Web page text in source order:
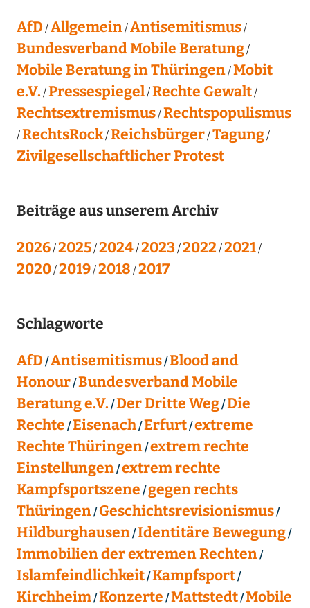
AfD Allgemein Antisemitismus
Bundesverband Mobile Beratung
Mobile Beratung in Thüringen Mobit
e.V. Pressespiegel Rechte Gewalt
Rechtsextremismus Rechtspopulismus
RechtsRock Reichsbürger Tagung
Zivilgesellschaftlicher Protest
Beiträge aus unserem Archiv
2026 2025 2024 2023 2022 2021
2020 2019 2018 2017
Schlagworte
AfD Antisemitismus Blood and
Honour Bundesverband Mobile
Beratung e.V. Der Dritte Weg Die
Rechte Eisenach Erfurt extreme
Rechte Thüringen extrem rechte
Einstellungen extrem rechte
Kampfsportszene gegen rechts
Thüringen Geschichtsrevisionismus
Hildburghausen Identitäre Bewegung
Immobilien der extremen Rechten
Islamfeindlichkeit Kampfsport
Kirchheim Konzerte Mattstedt Mobile